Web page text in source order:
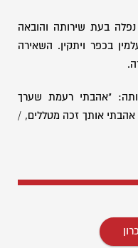
כ"ז בטבת תשמ"ז (28.1.1987) נפלה בעת שירותה והובאה
בכפר ויתקין. השאירה
"אהבתי רעמת שערך
אותך זכה מטללים, /